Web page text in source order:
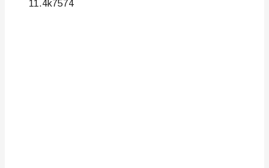
11.4k7574